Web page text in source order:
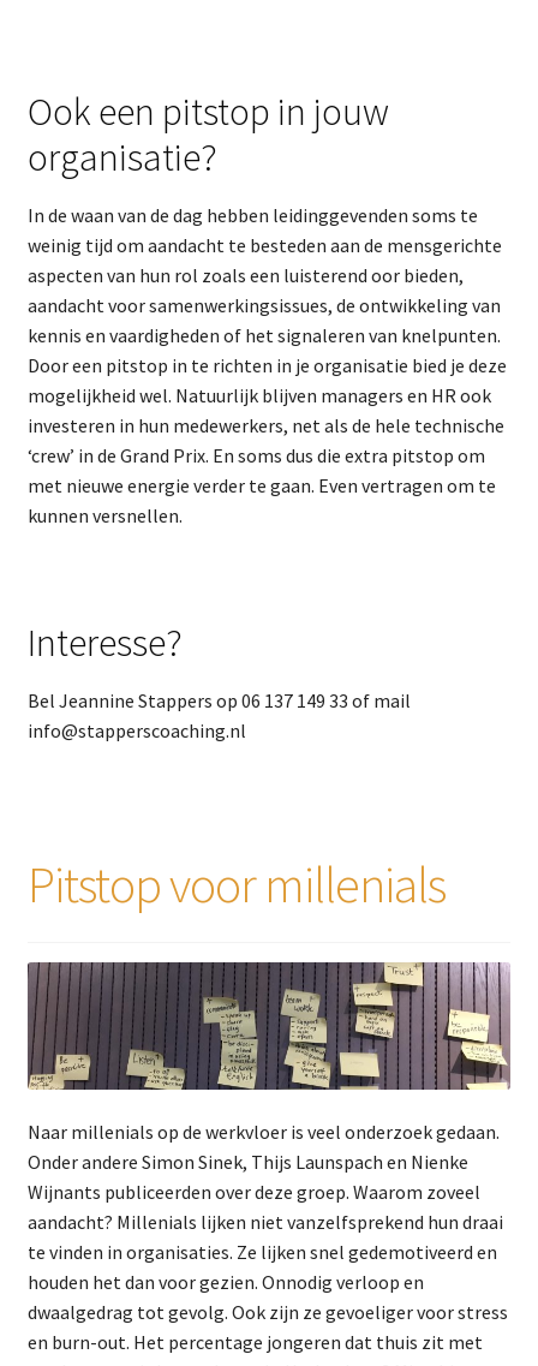
Ook een pitstop in jouw
organisatie?
In de waan van de dag hebben leidinggevenden soms te
weinig tijd om aandacht te besteden aan de mensgerichte
aspecten van hun rol zoals een luisterend oor bieden,
aandacht voor samenwerkingsissues, de ontwikkeling van
kennis en vaardigheden of het signaleren van knelpunten.
Door een pitstop in te richten in je organisatie bied je deze
mogelijkheid wel. Natuurlijk blijven managers en HR ook
investeren in hun medewerkers, net als de hele technische
‘crew’ in de Grand Prix. En soms dus die extra pitstop om
met nieuwe energie verder te gaan. Even vertragen om te
kunnen versnellen.
Interesse?
Bel Jeannine Stappers op 06 137 149 33 of mail
info@stapperscoaching.nl
Pitstop voor millenials
Naar millenials op de werkvloer is veel onderzoek gedaan.
Onder andere Simon Sinek, Thijs Launspach en Nienke
Wijnants publiceerden over deze groep. Waarom zoveel
aandacht? Millenials lijken niet vanzelfsprekend hun draai
te vinden in organisaties. Ze lijken snel gedemotiveerd en
houden het dan voor gezien. Onnodig verloop en
dwaalgedrag tot gevolg. Ook zijn ze gevoeliger voor stress
en burn-out. Het percentage jongeren dat thuis zit met